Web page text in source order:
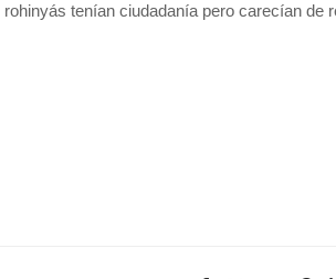
rohinyás tenían ciudadanía pero carecían de